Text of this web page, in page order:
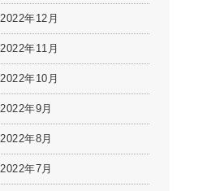
2022年12月
2022年11月
2022年10月
2022年9月
2022年8月
2022年7月